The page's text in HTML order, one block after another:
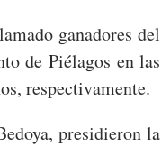
ganadores del
de Piélagos en las
respectivamente.
presidieron la